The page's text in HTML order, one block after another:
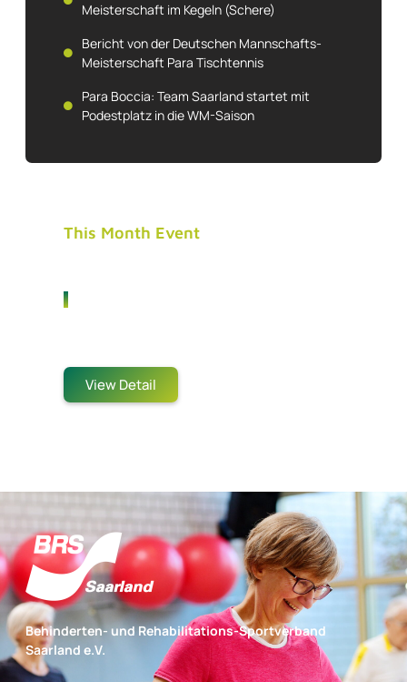
Meisterschaft im Kegeln (Schere)
Bericht von der Deutschen Mannschafts-
Meisterschaft Para Tischtennis
Para Boccia: Team Saarland startet mit
Podestplatz in die WM-Saison
This Month Event
View Detail
Behinderten- und Rehabilitations-Sportverband
Saarland e.V.